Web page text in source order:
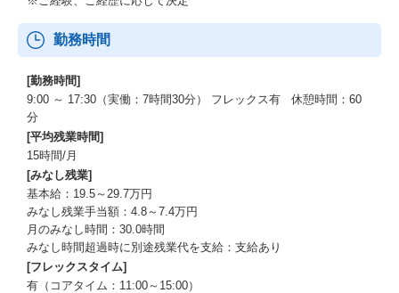
勤務時間
[勤務時間]
9:00 ～ 17:30（実働：7時間30分） フレックス有 休憩時間：60
分
[平均残業時間]
15時間/月
[みなし残業]
基本給：19.5～29.7万円
みなし残業手当額：4.8～7.4万円
月のみなし時間：30.0時間
みなし時間超過時に別途残業代を支給：支給あり
[フレックスタイム]
有（コアタイム：11:00～15:00）